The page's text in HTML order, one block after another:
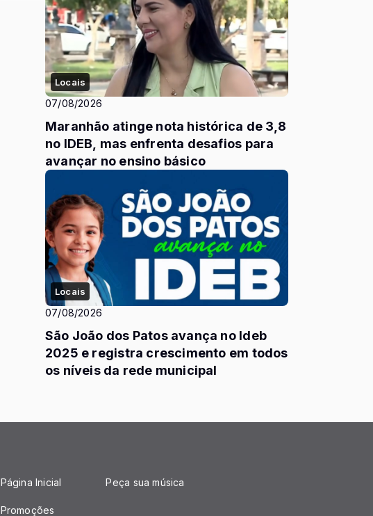
Locais
07/08/2026
Maranhão atinge nota histórica de 3,8
no IDEB, mas enfrenta desafios para
avançar no ensino básico
Locais
07/08/2026
São João dos Patos avança no Ideb
2025 e registra crescimento em todos
os níveis da rede municipal
Página Inicial
Promoções
Peça sua música